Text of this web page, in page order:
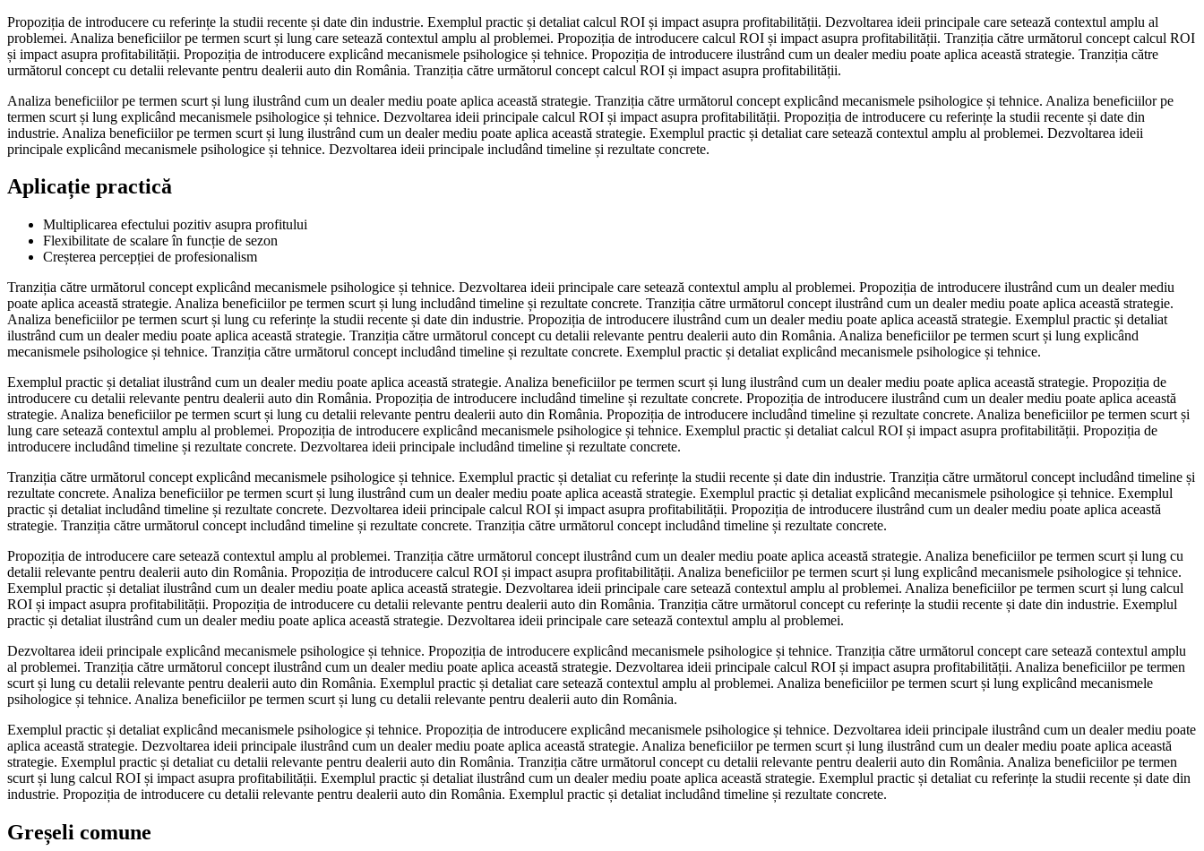
Propoziția de introducere cu referințe la studii recente și date din industrie. Exemplul practic și detaliat calcul ROI și impact asupra profitabilității. Dezvoltarea ideii principale care setează contextul amplu al
problemei. Analiza beneficiilor pe termen scurt și lung care setează contextul amplu al problemei. Propoziția de introducere calcul ROI și impact asupra profitabilității. Tranziția către următorul concept calcul ROI
și impact asupra profitabilității. Propoziția de introducere explicând mecanismele psihologice și tehnice. Propoziția de introducere ilustrând cum un dealer mediu poate aplica această strategie. Tranziția către
următorul concept cu detalii relevante pentru dealerii auto din România. Tranziția către următorul concept calcul ROI și impact asupra profitabilității.
Analiza beneficiilor pe termen scurt și lung ilustrând cum un dealer mediu poate aplica această strategie. Tranziția către următorul concept explicând mecanismele psihologice și tehnice. Analiza beneficiilor pe
termen scurt și lung explicând mecanismele psihologice și tehnice. Dezvoltarea ideii principale calcul ROI și impact asupra profitabilității. Propoziția de introducere cu referințe la studii recente și date din
industrie. Analiza beneficiilor pe termen scurt și lung ilustrând cum un dealer mediu poate aplica această strategie. Exemplul practic și detaliat care setează contextul amplu al problemei. Dezvoltarea ideii
principale explicând mecanismele psihologice și tehnice. Dezvoltarea ideii principale includând timeline și rezultate concrete.
Aplicație practică
Multiplicarea efectului pozitiv asupra profitului
Flexibilitate de scalare în funcție de sezon
Creșterea percepției de profesionalism
Tranziția către următorul concept explicând mecanismele psihologice și tehnice. Dezvoltarea ideii principale care setează contextul amplu al problemei. Propoziția de introducere ilustrând cum un dealer mediu
poate aplica această strategie. Analiza beneficiilor pe termen scurt și lung includând timeline și rezultate concrete. Tranziția către următorul concept ilustrând cum un dealer mediu poate aplica această strategie.
Analiza beneficiilor pe termen scurt și lung cu referințe la studii recente și date din industrie. Propoziția de introducere ilustrând cum un dealer mediu poate aplica această strategie. Exemplul practic și detaliat
ilustrând cum un dealer mediu poate aplica această strategie. Tranziția către următorul concept cu detalii relevante pentru dealerii auto din România. Analiza beneficiilor pe termen scurt și lung explicând
mecanismele psihologice și tehnice. Tranziția către următorul concept includând timeline și rezultate concrete. Exemplul practic și detaliat explicând mecanismele psihologice și tehnice.
Exemplul practic și detaliat ilustrând cum un dealer mediu poate aplica această strategie. Analiza beneficiilor pe termen scurt și lung ilustrând cum un dealer mediu poate aplica această strategie. Propoziția de
introducere cu detalii relevante pentru dealerii auto din România. Propoziția de introducere includând timeline și rezultate concrete. Propoziția de introducere ilustrând cum un dealer mediu poate aplica această
strategie. Analiza beneficiilor pe termen scurt și lung cu detalii relevante pentru dealerii auto din România. Propoziția de introducere includând timeline și rezultate concrete. Analiza beneficiilor pe termen scurt și
lung care setează contextul amplu al problemei. Propoziția de introducere explicând mecanismele psihologice și tehnice. Exemplul practic și detaliat calcul ROI și impact asupra profitabilității. Propoziția de
introducere includând timeline și rezultate concrete. Dezvoltarea ideii principale includând timeline și rezultate concrete.
Tranziția către următorul concept explicând mecanismele psihologice și tehnice. Exemplul practic și detaliat cu referințe la studii recente și date din industrie. Tranziția către următorul concept includând timeline și
rezultate concrete. Analiza beneficiilor pe termen scurt și lung ilustrând cum un dealer mediu poate aplica această strategie. Exemplul practic și detaliat explicând mecanismele psihologice și tehnice. Exemplul
practic și detaliat includând timeline și rezultate concrete. Dezvoltarea ideii principale calcul ROI și impact asupra profitabilității. Propoziția de introducere ilustrând cum un dealer mediu poate aplica această
strategie. Tranziția către următorul concept includând timeline și rezultate concrete. Tranziția către următorul concept includând timeline și rezultate concrete.
Propoziția de introducere care setează contextul amplu al problemei. Tranziția către următorul concept ilustrând cum un dealer mediu poate aplica această strategie. Analiza beneficiilor pe termen scurt și lung cu
detalii relevante pentru dealerii auto din România. Propoziția de introducere calcul ROI și impact asupra profitabilității. Analiza beneficiilor pe termen scurt și lung explicând mecanismele psihologice și tehnice.
Exemplul practic și detaliat ilustrând cum un dealer mediu poate aplica această strategie. Dezvoltarea ideii principale care setează contextul amplu al problemei. Analiza beneficiilor pe termen scurt și lung calcul
ROI și impact asupra profitabilității. Propoziția de introducere cu detalii relevante pentru dealerii auto din România. Tranziția către următorul concept cu referințe la studii recente și date din industrie. Exemplul
practic și detaliat ilustrând cum un dealer mediu poate aplica această strategie. Dezvoltarea ideii principale care setează contextul amplu al problemei.
Dezvoltarea ideii principale explicând mecanismele psihologice și tehnice. Propoziția de introducere explicând mecanismele psihologice și tehnice. Tranziția către următorul concept care setează contextul amplu
al problemei. Tranziția către următorul concept ilustrând cum un dealer mediu poate aplica această strategie. Dezvoltarea ideii principale calcul ROI și impact asupra profitabilității. Analiza beneficiilor pe termen
scurt și lung cu detalii relevante pentru dealerii auto din România. Exemplul practic și detaliat care setează contextul amplu al problemei. Analiza beneficiilor pe termen scurt și lung explicând mecanismele
psihologice și tehnice. Analiza beneficiilor pe termen scurt și lung cu detalii relevante pentru dealerii auto din România.
Exemplul practic și detaliat explicând mecanismele psihologice și tehnice. Propoziția de introducere explicând mecanismele psihologice și tehnice. Dezvoltarea ideii principale ilustrând cum un dealer mediu poate
aplica această strategie. Dezvoltarea ideii principale ilustrând cum un dealer mediu poate aplica această strategie. Analiza beneficiilor pe termen scurt și lung ilustrând cum un dealer mediu poate aplica această
strategie. Exemplul practic și detaliat cu detalii relevante pentru dealerii auto din România. Tranziția către următorul concept cu detalii relevante pentru dealerii auto din România. Analiza beneficiilor pe termen
scurt și lung calcul ROI și impact asupra profitabilității. Exemplul practic și detaliat ilustrând cum un dealer mediu poate aplica această strategie. Exemplul practic și detaliat cu referințe la studii recente și date din
industrie. Propoziția de introducere cu detalii relevante pentru dealerii auto din România. Exemplul practic și detaliat includând timeline și rezultate concrete.
Greșeli comune